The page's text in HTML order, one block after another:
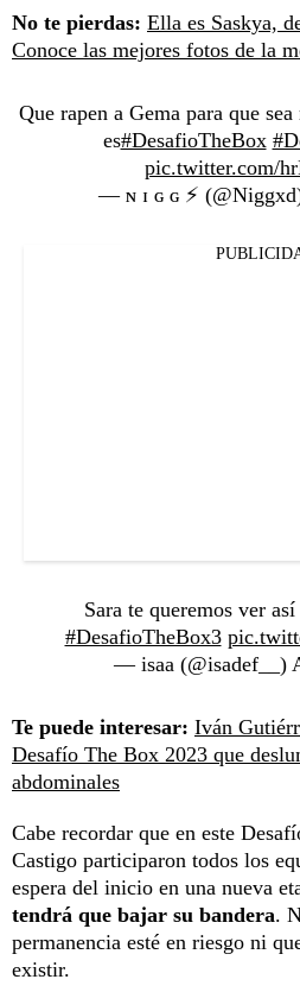
No te pierdas: Ella es Saskya,
Conoce las mejores fotos de la
Que rapen a Gema para que
es#DesafioTheBox
pic.twitter.com/
— ɴ ɪ ɢ ɢ ⚡
Sara te queremos ver así
#DesafioTheBox3
— isaa (@isadef__)
Te puede interesar: Iván
Desafío The Box 2023 que
abdominales
Cabe recordar que en este
Castigo participaron todos los
espera del inicio en una nueva
tendrá que bajar su bandera.
permanencia esté en riesgo ni
existir.